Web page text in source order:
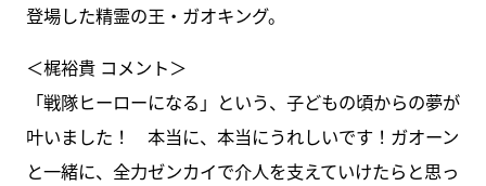
登場した精霊の王・ガオキング。
＜梶裕貴 コメント＞
「戦隊ヒーローになる」という、子どもの頃からの夢が
叶いました！ 本当に、本当にうれしいです！ガオーン
と一緒に、全力ゼンカイで介人を支えていけたらと思っ